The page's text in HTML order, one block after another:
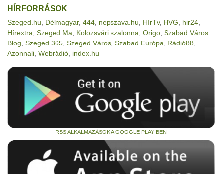
HÍRFORRÁSOK
Szeged.hu Délmagyar, 444 nepszava.hu HírTv, HVG hir24
Hírextra Szeged Ma Kolozsvári szalonna Origo Szabad Város
Blog Szeged 365 Szeged Város Szabad Európa Rádió88
Azonnali Webrádió index.hu
RSS ALKALMAZÁSOK A GOOGLE PLAY-BEN